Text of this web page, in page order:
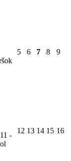
5 6 7 8 9
-
12 13 14 15 16